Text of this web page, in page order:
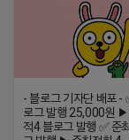
- 블로그 기자단 배포 -
로그 발행 25,000원 ▶
적4 블로그 발행 ✅ 준